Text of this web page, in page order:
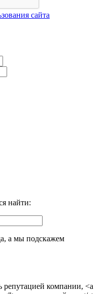
сайта
найти:
а мы подскажем
репутацией компании, <a